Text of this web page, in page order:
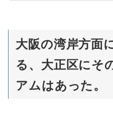
日(火祝)にオープンされています。
ビを見ていたら面白い壁紙の話に出
グで何度か紹介している、関西テレ
ン！」という番組から、最初の部分
大阪の湾岸方面
る、大正区にそ
アムはあった。